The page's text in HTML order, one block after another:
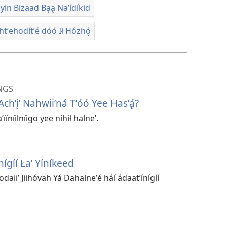
Bizaad Bąą Naʼídíkid
dóó Ił Hózhǫ́
Nahwiiʼná Tʼóó Yee Hasʼą́?
yee nihił halneʼ.
Łaʼ Yíníkeed
Jiihóvah Yá Dahalneʼé háí ádaatʼínígíí